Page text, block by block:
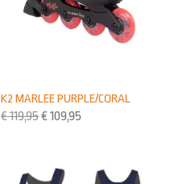
K2 MARLEE PURPLE/CORAL
€119,95€ 109,95